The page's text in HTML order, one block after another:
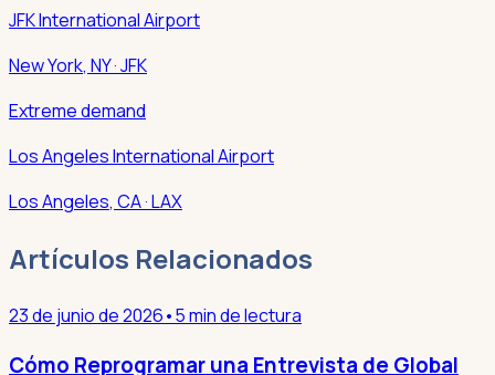
JFK International Airport
New York, NY· JFK
Extreme demand
Los Angeles International Airport
Los Angeles, CA· LAX
Artículos Relacionados
23 de junio de 2026•5 min de lectura
Cómo Reprogramar una Entrevista de Global